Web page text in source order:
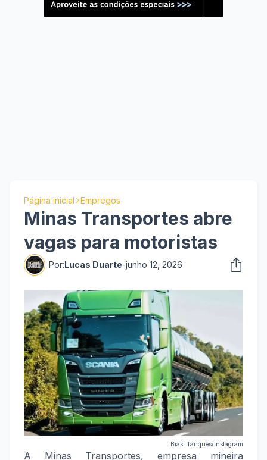
Página inicial Empregos
Minas Transportes abre
vagas para motoristas
Por:Lucas Duarte-junho 12, 2026
Biasi Tanques/Instagram
A Minas Transportes, empresa mineira